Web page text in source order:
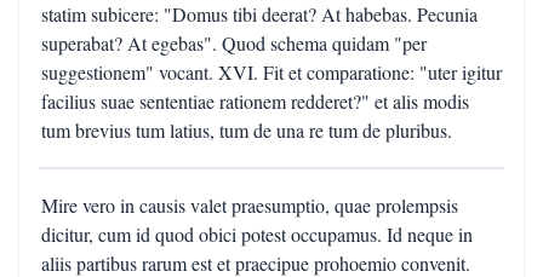
statim subicere: "Domus tibi deerat? At habebas. Pecunia
superabat? At egebas". Quod schema quidam "per
suggestionem" vocant. XVI. Fit et comparatione: "uter igitur
facilius suae sententiae rationem redderet?" et alis modis
tum brevius tum latius, tum de una re tum de pluribus.
Mire vero in causis valet praesumptio, quae prolempsis
dicitur, cum id quod obici potest occupamus. Id neque in
aliis partibus rarum est et praecipue prohoemio convenit.